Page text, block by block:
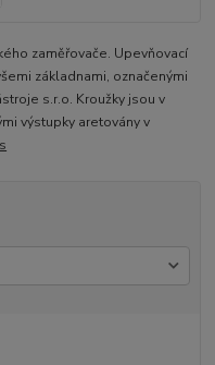
zaměřovače. Upevňovací
základnami, označenými
s.r.o. Kroužky jsou v
výstupky aretovány v